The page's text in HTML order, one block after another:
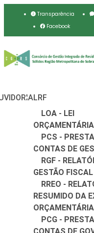
Transparência
Facebook
LRF
LOA - LEI
PCS -
CONTAS DE
RGF -
GESTÃO FISCAL
RREO -
RESUMIDO DA
ORÇAMENTÁRIA
PCG -